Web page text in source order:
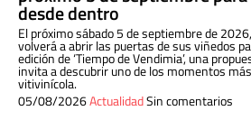
desde dentro
El próximo sábado 5 de septiembre de
volverá a abrir las puertas de sus viñedos
edición de ‘Tiempo de Vendimia’, una
invita a descubrir uno de los momentos
vitivinícola.
05/08/2026ActualidadSin comentarios